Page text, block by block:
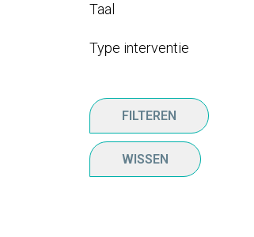
Taal
Type interventie
FILTEREN
WISSEN